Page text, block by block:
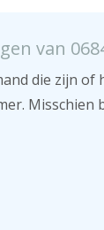
van
die zijn
Misschien